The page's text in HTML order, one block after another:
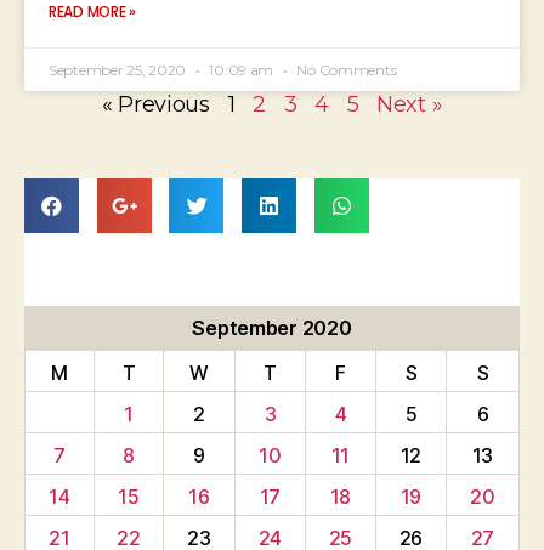
READ MORE »
September 25, 2020 10:09 am No Comments
« Previous 1 2 3 4 5 Next »
September 2020
M
T W T F S
S
1
2 3 4 5
6
7
8 9 10 11 12
13
14
15 16 17 18 19
20
21
22 23 24 25 26 27